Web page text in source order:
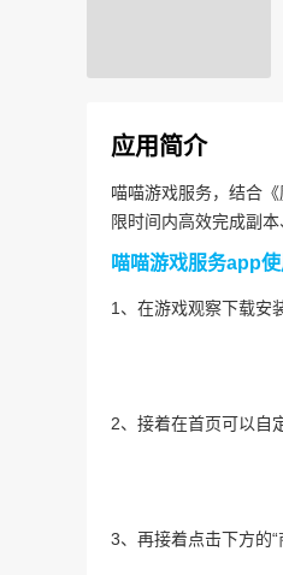
应用简介
喵喵游戏服务，结合
限时间内高效完成副
喵喵游戏服务app
1、在游戏观察下载安
2、接着在首页可以自
3、再接着点击下方的